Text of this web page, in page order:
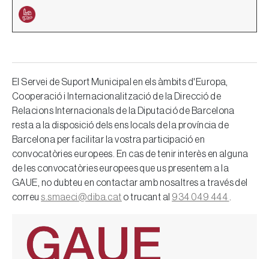
El Servei de Suport Municipal en els àmbits d'Europa,
Cooperació i Internacionalització de la Direcció de
Relacions Internacionals de la Diputació de Barcelona
resta a la disposició dels ens locals de la província de
Barcelona per facilitar la vostra participació en
convocatòries europees. En cas de tenir interès en alguna
de les convocatòries europees que us presentem a la
GAUE, no dubteu en contactar amb nosaltres a través del
correus.smaeci@diba.cat o trucant al 934 049 444